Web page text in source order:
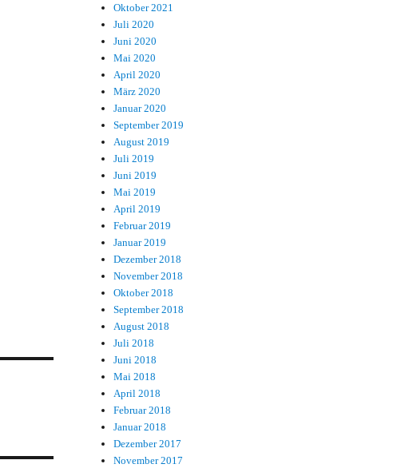
Oktober 2021
Juli 2020
Juni 2020
Mai 2020
April 2020
März 2020
Januar 2020
September 2019
August 2019
Juli 2019
Juni 2019
Mai 2019
April 2019
Februar 2019
Januar 2019
Dezember 2018
November 2018
Oktober 2018
September 2018
August 2018
Juli 2018
Juni 2018
Mai 2018
April 2018
Februar 2018
Januar 2018
Dezember 2017
November 2017